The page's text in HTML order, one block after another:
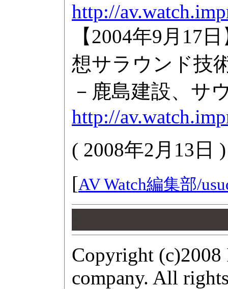
http://
【2004年9月17
想サラウンド技
－鹿島建設、サ
http://
( 2008年2月13日 )
[AV Watch編集部/
Copyright (c)2008
company. All